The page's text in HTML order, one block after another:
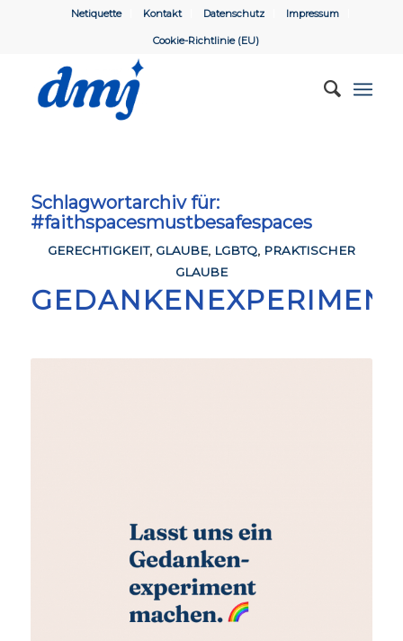
Netiquette Kontakt Datenschutz Impressum
Cookie-Richtlinie (EU)
Schlagwortarchiv für:
#faithspacesmustbesafespaces
GERECHTIGKEIT, GLAUBE, LGBTQ, PRAKTISCHER
GLAUBE